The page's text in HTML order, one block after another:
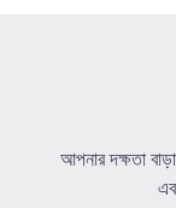
আপনার দক্ষতা